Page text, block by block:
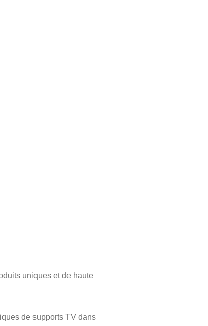
uniques et de haute
de supports TV dans